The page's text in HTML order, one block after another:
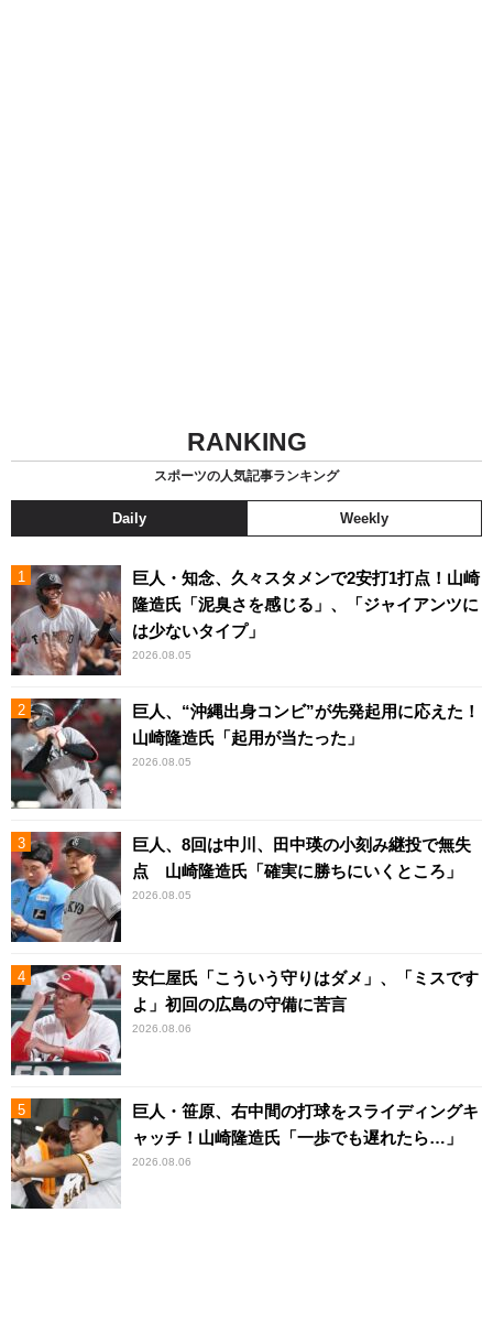
RANKING
スポーツの人気記事ランキング
Daily Weekly
巨人・知念、久々スタメンで2安打1打点！山崎
隆造氏「泥臭さを感じる」、「ジャイアンツに
は少ないタイプ」
2026.08.05
巨人、“沖縄出身コンビ”が先発起用に応えた！
山崎隆造氏「起用が当たった」
2026.08.05
巨人、8回は中川、田中瑛の小刻み継投で無失
点 山崎隆造氏「確実に勝ちにいくところ」
2026.08.05
安仁屋氏「こういう守りはダメ」、「ミスです
よ」初回の広島の守備に苦言
2026.08.06
巨人・笹原、右中間の打球をスライディングキ
ャッチ！山崎隆造氏「一歩でも遅れたら…」
2026.08.06